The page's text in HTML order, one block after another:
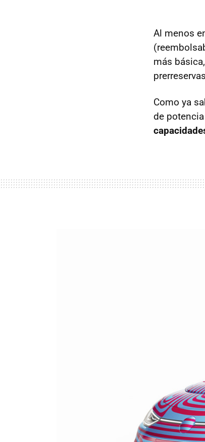
Al menos
más
Como ya
de